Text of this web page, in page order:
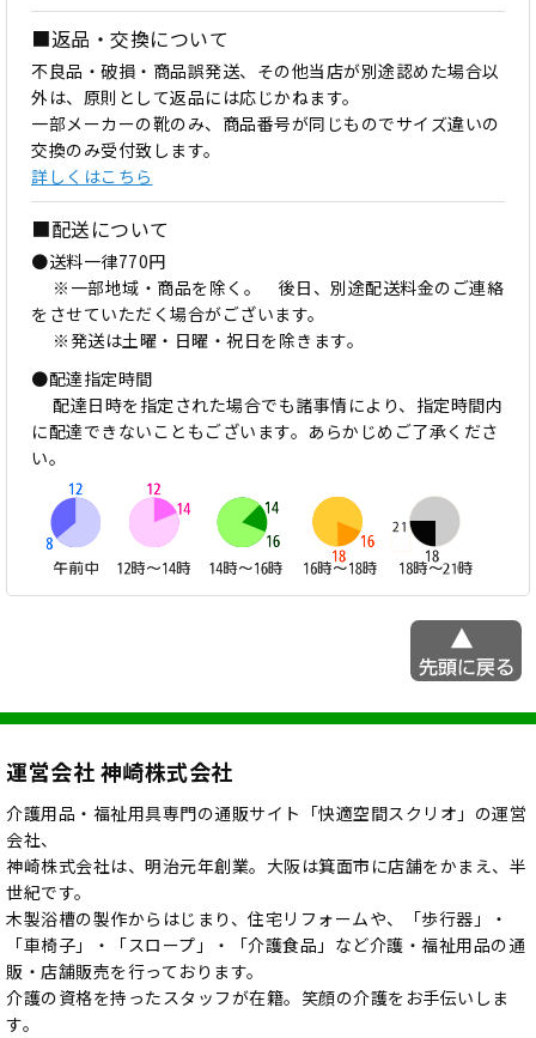
■返品・交換について
不良品・破損・商品誤発送、その他当店が別途認めた場合以
外は、原則として返品には応じかねます。
一部メーカーの靴のみ、商品番号が同じものでサイズ違いの
交換のみ受付致します。
詳しくはこちら
■配送について
●送料一律770円
※一部地域・商品を除く。 後日、別途配送料金のご連絡
をさせていただく場合がございます。
※発送は土曜・日曜・祝日を除きます。
●配達指定時間
配達日時を指定された場合でも諸事情により、指定時間内
に配達できないこともございます。あらかじめご了承くださ
い。
運営会社 神崎株式会社
介護用品・福祉用具専門の通販サイト「快適空間スクリオ」の運営
会社、
神崎株式会社は、明治元年創業。大阪は箕面市に店舗をかまえ、半
世紀です。
木製浴槽の製作からはじまり、住宅リフォームや、「歩行器」・
「車椅子」・「スロープ」・「介護食品」など介護・福祉用品の通
販・店舗販売を行っております。
介護の資格を持ったスタッフが在籍。笑顔の介護をお手伝いしま
す。